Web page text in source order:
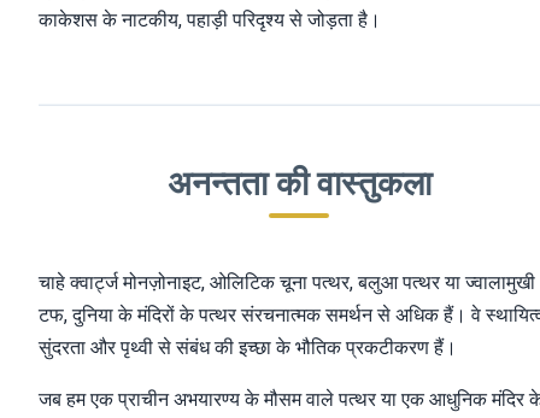
काकेशस के नाटकीय, पहाड़ी परिदृश्य से जोड़ता है।
अनन्तता की वास्तुकला
चाहे क्वार्ट्ज मोनज़ोनाइट, ओलिटिक चूना पत्थर, बलुआ पत्थर या ज्वालामुखी
टफ, दुनिया के मंदिरों के पत्थर संरचनात्मक समर्थन से अधिक हैं। वे
सुंदरता और पृथ्वी से संबंध की इच्छा के भौतिक प्रकटीकरण हैं।
जब हम एक प्राचीन अभयारण्य के मौसम वाले पत्थर या एक आधुनिक मंदिर